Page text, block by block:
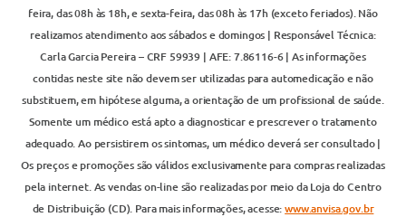
feira, das 08h às 18h, e sexta-feira, das 08h às 17h (exceto feriados). Não
realizamos atendimento aos sábados e domingos | Responsável Técnica:
Carla Garcia Pereira – CRF 59939 | AFE: 7.86116-6 | As informações
contidas neste site não devem ser utilizadas para automedicação e não
substituem, em hipótese alguma, a orientação de um profissional de saúde.
Somente um médico está apto a diagnosticar e prescrever o tratamento
adequado. Ao persistirem os sintomas, um médico deverá ser consultado |
Os preços e promoções são válidos exclusivamente para compras realizadas
pela internet. As vendas on-line são realizadas por meio da Loja do Centro
de Distribuição (CD). Para mais informações, acesse:www.anvisa.gov.br